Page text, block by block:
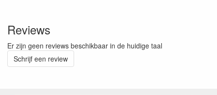
Reviews
Er zijn geen reviews beschikbaar in de huidige taal
Schrijf een review